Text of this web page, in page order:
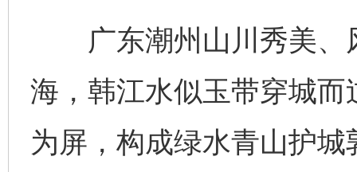
广东潮州山川秀美、
海，韩江水似玉带穿城
为屏，构成绿水青山护